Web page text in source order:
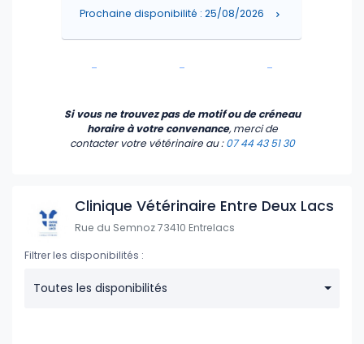
- - -
Prochaine disponibilité : 25/08/2026
Si vous ne trouvez pas de motif ou de créneau
horaire à votre convenance, merci de
contacter votre vétérinaire au :07 44 43 51 30
Clinique Vétérinaire Entre Deux Lacs
Rue du Semnoz 73410 Entrelacs
Filtrer les disponibilités :
Toutes les disponibilités